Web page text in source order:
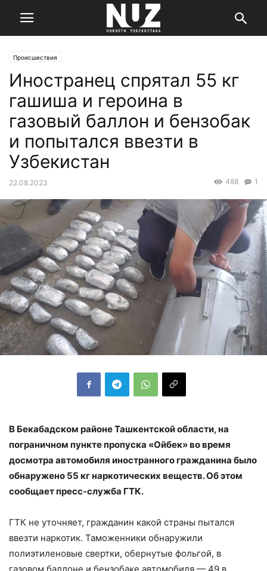
Происшествия
Иностранец спрятал 55 кг
гашиша и героина в
газовый баллон и бензобак
и попытался ввезти в
Узбекистан
22.08.2023 1
488
В Бекабадском районе Ташкентской области, на
пограничном пункте пропуска «Ойбек» во время
досмотра автомобиля иностранного гражданина было
обнаружено 55 кг наркотических веществ. Об этом
сообщает пресс-служба ГТК.
ГТК не уточняет, гражданин какой страны пытался
ввезти наркотик. Таможенники обнаружили
полиэтиленовые свертки, обернутые фольгой, в